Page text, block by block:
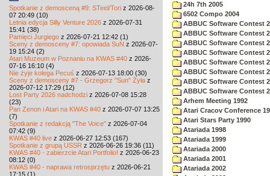
Spotkanie z demosceną #9: STeel/Tori z 2026-08-
07 20:49 (10)
Letnia edycja Silly Venture 2026 z 2026-07-31
15:41 (38)
Pamięci Jurgiego z 2026-07-21 12:42 (1)
Sceny z demosceny #7: opowiada SuN z 2026-07-
19 15:24 (2)
Atari Muzeum w Poznaniu na KWAS #40 z 2026-
07-16 16:10 (4)
Nie żyje kolega Pecuś z 2026-07-13 18:00 (30)
Sceny z demosceny #7 - Grzegorz "Sun" Żyła z
2026-07-12 17:29 (12)
Lost Party 2026 nadchodzi z 2026-07-08 15:28
(23)
Pan Zenon i Atari na KWAS #40 z 2026-07-07 13:25
(7)
Spotkanie z redakcją "The Voice" z 2026-07-04
07:42 (9)
KWAS #40 live z 2026-06-27 12:53 (167)
Spotkanie z grupą USSR z 2026-06-26 19:36 (11)
KWAS #40 - zabierzcie Atari Portfolio! z 2026-06-23
08:12 (0)
KWAS #40 - naprawa retrosprzętu z 2026-06-21
17:15 (1)
24h 7th 2005
6502 Compo 2004
ABBUC Software Contest
ABBUC Software Contest
ABBUC Software Contest
ABBUC Software Contest
ABBUC Software Contest
ABBUC Software Contest
ABBUC Software Contest
ABBUC Software Contest
Arhem Meeting 1992
Atari Cracov Conference
Atari Stars Party 1990
Atariada 1998
Atariada 1999
Atariada 2000
Atariada 2001
Atariada 2002